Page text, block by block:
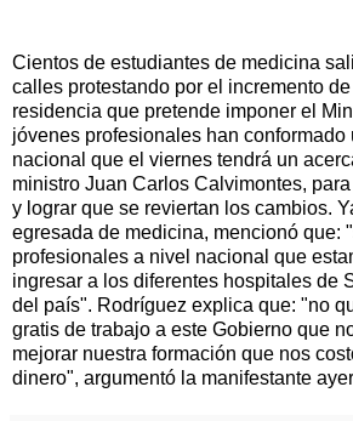
Cientos de estudiantes de medicina
calles protestando por el incremento
residencia que pretende imponer el
jóvenes profesionales han conformado
nacional que el viernes tendrá un
ministro Juan Carlos Calvimontes,
y lograr que se reviertan los cambios.
egresada de medicina, mencionó que:
profesionales a nivel nacional que
ingresar a los diferentes hospitales de
del país". Rodríguez explica que: "no
gratis de trabajo a este Gobierno que
mejorar nuestra formación que nos
dinero", argumentó la manifestante